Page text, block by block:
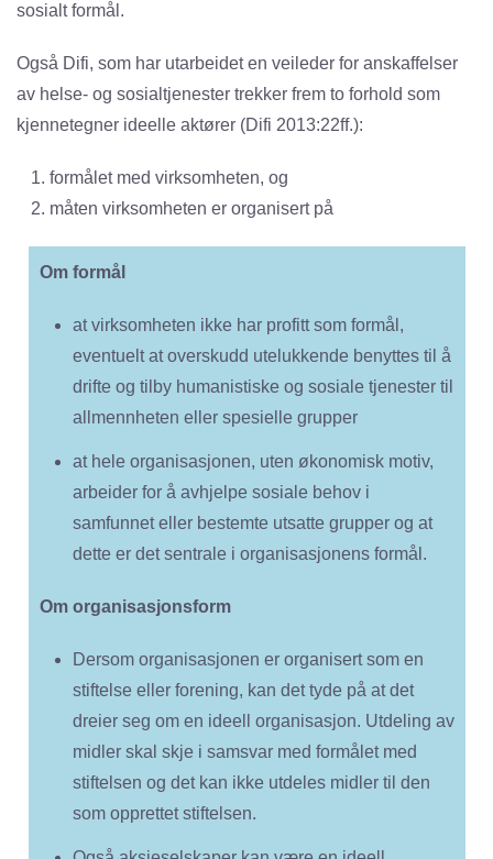
sosialt formål.
Også Difi, som har utarbeidet en veileder for anskaffelser
av helse- og sosialtjenester trekker frem to forhold som
kjennetegner ideelle aktører (Difi 2013:22ff.):
formålet med virksomheten, og
måten virksomheten er organisert på
Om formål
at virksomheten ikke har profitt som formål,
eventuelt at overskudd utelukkende benyttes til å
drifte og tilby humanistiske og sosiale tjenester til
allmennheten eller spesielle grupper
at hele organisasjonen, uten økonomisk motiv,
arbeider for å avhjelpe sosiale behov i
samfunnet eller bestemte utsatte grupper og at
dette er det sentrale i organisasjonens formål.
Om organisasjonsform
Dersom organisasjonen er organisert som en
stiftelse eller forening, kan det tyde på at det
dreier seg om en ideell organisasjon. Utdeling av
midler skal skje i samsvar med formålet med
stiftelsen og det kan ikke utdeles midler til den
som opprettet stiftelsen.